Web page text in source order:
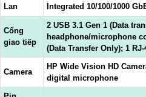
Lan Integrated 10/100/1000
Cổng
giao tiếp
2 USB 3.1 Gen 1 (Data
headphone/microphone
(Data Transfer Only); 1 RJ-
Camera
HP Wide Vision HD
digital microphone